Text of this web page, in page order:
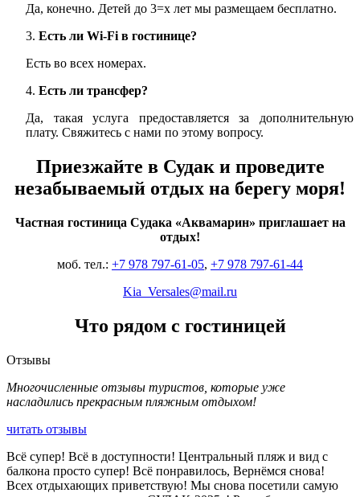
Да, конечно. Детей до 3=х лет мы размещаем бесплатно.
Есть ли Wi-Fi в гостинице?
Есть во всех номерах.
Есть ли трансфер?
Да, такая услуга предоставляется за дополнительную
плату. Свяжитесь с нами по этому вопросу.
Приезжайте в Судак и проведите
незабываемый отдых на берегу моря!
Частная гостиница Судака «Аквамарин» приглашает на
отдых!
моб. тел.: +7 978 797-61-05, +7 978 797-61-44
Kia_Versales@mail.ru
Что рядом с гостиницей
Отзывы
Многочисленные отзывы туристов, которые уже
насладились прекрасным пляжным отдыхом!
читать отзывы
Всë супер! Всë в доступности! Центральный пляж и вид с
балкона просто супер! Всë понравилось, Вернëмся снова!
Всех отдыхающих приветствую! Мы снова посетили самую